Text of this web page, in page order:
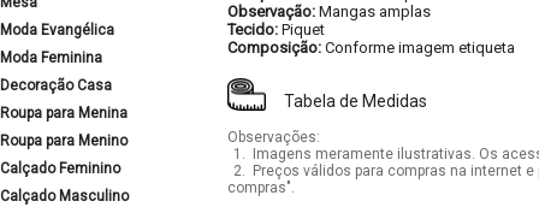
Moda Evangélica
Moda Feminina
Decoração Casa
Roupa para Menina
Roupa para Menino
Calçado Feminino
Calçado Masculino
Observação: Mangas amplas
Tecido: Piquet
Composição: Conforme imagem etiqueta
Tabela de Medidas
Observações:
1.
Imagens meramente ilustrativas. Os
2.
Preços válidos para compras na internet
compras".